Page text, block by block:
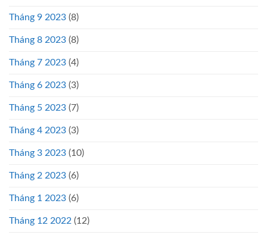
Tháng 9 2023 (8)
Tháng 8 2023 (8)
Tháng 7 2023 (4)
Tháng 6 2023 (3)
Tháng 5 2023 (7)
Tháng 4 2023 (3)
Tháng 3 2023 (10)
Tháng 2 2023 (6)
Tháng 1 2023 (6)
Tháng 12 2022 (12)